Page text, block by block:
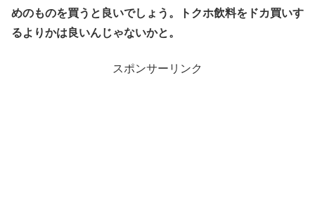
めのものを買うと良いでしょう。トクホ飲料をドカ買いす
るよりかは良いんじゃないかと。
スポンサーリンク